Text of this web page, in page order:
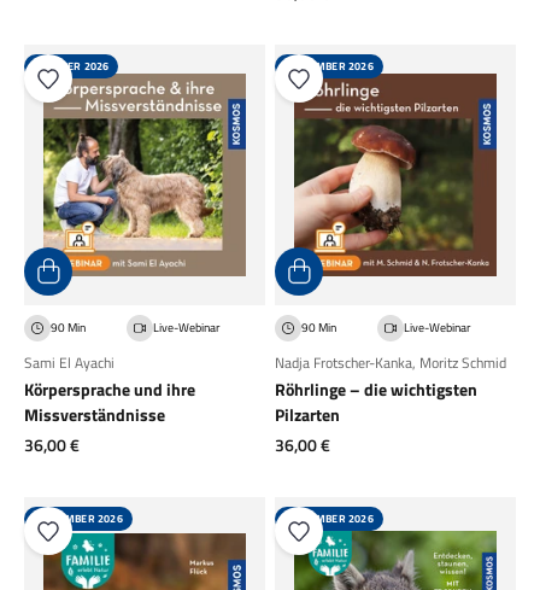
OKTOBER 2026
90 Min Live-Webinar
Sami El Ayachi
Körpersprache und ihre
Missverständnisse
Angebot
36,00 €
SEPTEMBER 2026
90 Min Live-Webinar
Nadja Frotscher-Kanka, Moritz Schmid
Röhrlinge – die wichtigsten
Pilzarten
Angebot
36,00 €
SEPTEMBER 2026 SEPTEMBER 2026